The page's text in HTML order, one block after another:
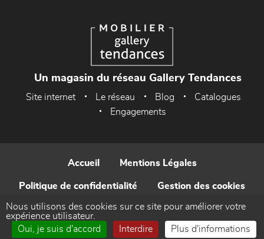
Un magasin du réseau Gallery Tendances
Site internet Le réseau Blog
Catalogues
Engagements
Accueil Mentions Légales
Politique de confidentialité Gestion des cookies
Contact
Nous utilisons des cookies sur ce site pour améliorer votre
expérience utilisateur.
Oui, je suis d'accord
Interdire Plus d'informations